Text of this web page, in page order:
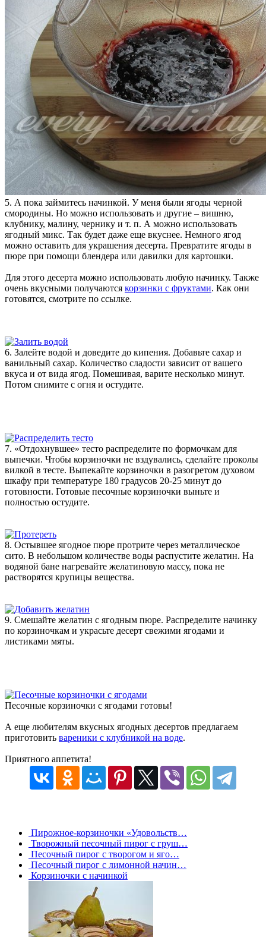
5. А пока займитесь начинкой. У меня были ягоды черной
смородины. Но можно использовать и другие – вишню,
клубнику, малину, чернику и т. п. А можно использовать
ягодный микс. Так будет даже еще вкуснее. Немного ягод
можно оставить для украшения десерта. Превратите ягоды в
пюре при помощи блендера или давилки для картошки.
Для этого десерта можно использовать любую начинку. Также
очень вкусными получаются корзинки с фруктами. Как они
готовятся, смотрите по ссылке.
6. Залейте водой и доведите до кипения. Добавьте сахар и
ванильный сахар. Количество сладости зависит от вашего
вкуса и от вида ягод. Помешивая, варите несколько минут.
Потом снимите с огня и остудите.
7. «Отдохнувшее» тесто распределите по формочкам для
выпечки. Чтобы корзиночки не вздувались, сделайте проколы
вилкой в тесте. Выпекайте корзиночки в разогретом духовом
шкафу при температуре 180 градусов 20-25 минут до
готовности. Готовые песочные корзиночки выньте и
полностью остудите.
8. Остывшее ягодное пюре протрите через металлическое
сито. В небольшом количестве воды распустите желатин. На
водяной бане нагревайте желатиновую массу, пока не
растворятся крупицы вещества.
9. Смешайте желатин с ягодным пюре. Распределите начинку
по корзиночкам и украсьте десерт свежими ягодами и
листиками мяты.
Песочные корзиночки с ягодами готовы!
А еще любителям вкусных ягодных десертов предлагаем
приготовить вареники с клубникой на воде.
Приятного аппетита!
Пирожное-корзиночки «Удовольств…
Творожный песочный пирог с груш…
Песочный пирог с творогом и яго…
Песочный пирог с лимонной начин…
Корзиночки с начинкой